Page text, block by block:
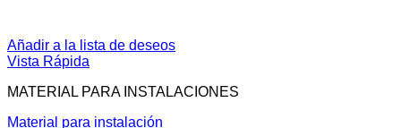
Añadir a la lista de deseos
Vista Rápida
MATERIAL PARA INSTALACIONES
Material para instalación